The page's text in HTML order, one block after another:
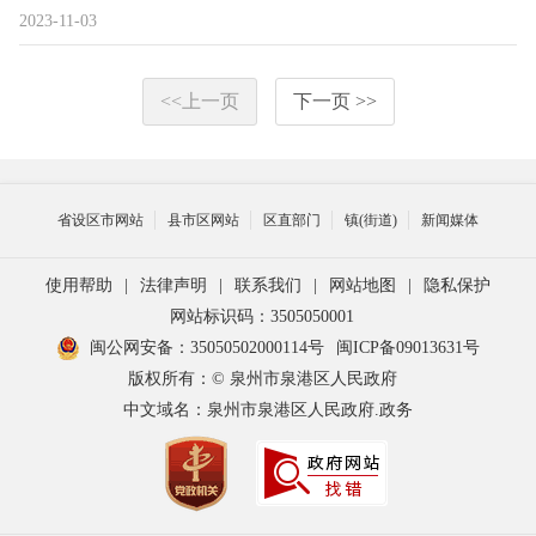
2023-11-03
<<上一页 下一页 >>
省设区市网站 县市区网站 区直部门 镇(街道) 新闻媒体
使用帮助 | 法律声明 | 联系我们 | 网站地图 |
隐私保护
网站标识码：3505050001
闽公网安备：35050502000114号
闽ICP备09013631号
版权所有：© 泉州市泉港区人民政府
中文域名：泉州市泉港区人民政府.政务